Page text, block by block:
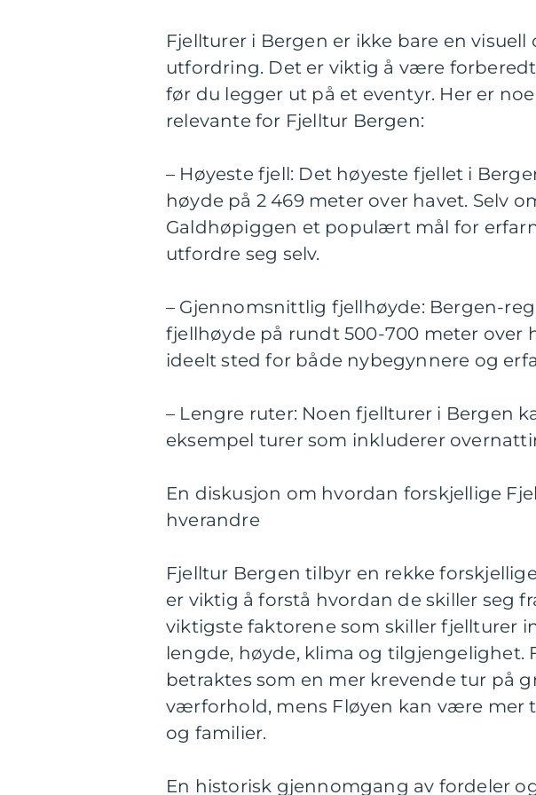
Fjellturer i Bergen er ikke bare en
utfordring. Det er viktig å være
før du legger ut på et eventyr. Her er
relevante for Fjelltur Bergen:
– Høyeste fjell: Det høyeste fjellet i
høyde på 2 469 meter over havet. Selv
Galdhøpiggen et populært mål for
utfordre seg selv.
– Gjennomsnittlig fjellhøyde: Bergen-
fjellhøyde på rundt 500-700 meter over
ideelt sted for både nybegynnere og
– Lengre ruter: Noen fjellturer i Bergen
eksempel turer som inkluderer
En diskusjon om hvordan forskjellige
hverandre
Fjelltur Bergen tilbyr en rekke
er viktig å forstå hvordan de skiller seg
viktigste faktorene som skiller fjellturer
lengde, høyde, klima og tilgjengelighet.
betraktes som en mer krevende tur på
værforhold, mens Fløyen kan være mer
og familier.
En historisk gjennomgang av fordeler